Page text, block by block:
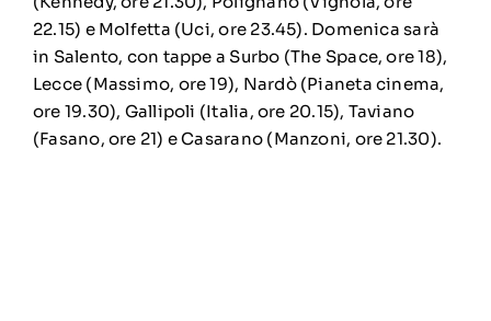
22.15) e Molfetta (Uci, ore 23.45). Domenica sarà
in Salento, con tappe a Surbo (The Space, ore 18),
Lecce (Massimo, ore 19), Nardò (Pianeta cinema,
ore 19.30), Gallipoli (Italia, ore 20.15), Taviano
(Fasano, ore 21) e Casarano (Manzoni, ore 21.30).